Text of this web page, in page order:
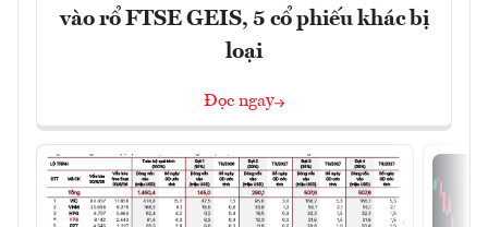
vào rổ FTSE GEIS, 5 cổ phiếu khác bị
loại
Đọc ngay